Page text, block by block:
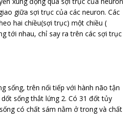
giữa sợi trục của các neuron. Các
hai chiều(sợi trục) một chiều (
tới nhau, chỉ say ra trên các sợi trục
sống, trên nối tiếp với hành não tận
sống thắt lứng 2. Có 31 đốt tủy
có chất sám nằm ở trong và chất